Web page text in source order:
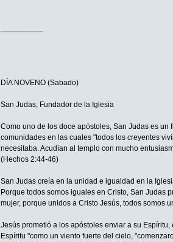
DÍA NOVENO (Sabado)
San Judas, Fundador de la Iglesia
Como uno de los doce apóstoles, San Judas es
comunidades en las cuales "todos los creyentes
necesitaba. Acudían al templo con mucho
(Hechos 2:44-46)
San Judas creía en la unidad e igualdad en la
Porque todos somos iguales en Cristo, San Judas
mujer, porque unidos a Cristo Jesús, todos somos
Jesús prometió a los apóstoles enviar a su
Espíritu "como un viento fuerte del cielo,